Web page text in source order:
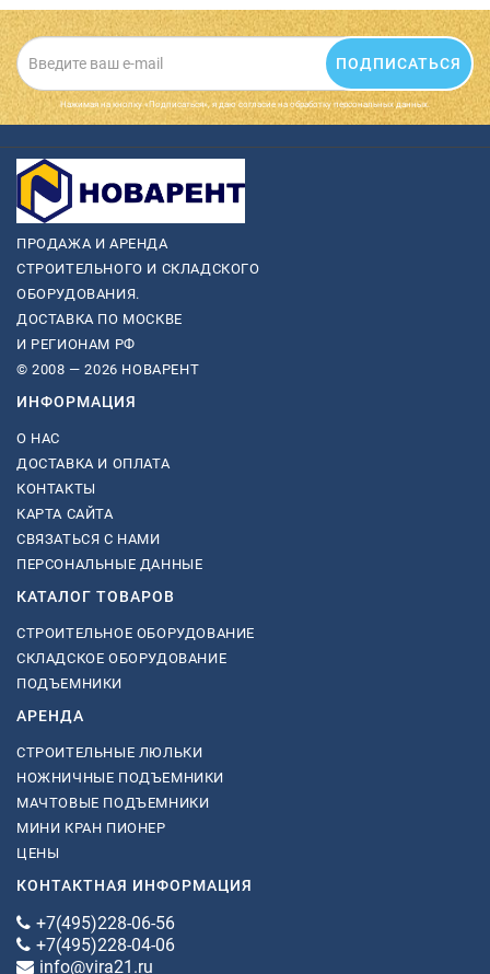
ПОДПИСАТЬСЯ
Нажимая на кнопку «Подписаться», я даю cогласие на обработку персональных данных.
ПРОДАЖА И АРЕНДА
СТРОИТЕЛЬНОГО И СКЛАДСКОГО
ОБОРУДОВАНИЯ.
ДОСТАВКА ПО МОСКВЕ
И РЕГИОНАМ РФ
© 2008 — 2026 НОВАРЕНТ
ИНФОРМАЦИЯ
О НАС
ДОСТАВКА И ОПЛАТА
КОНТАКТЫ
КАРТА САЙТА
СВЯЗАТЬСЯ С НАМИ
ПЕРСОНАЛЬНЫЕ ДАННЫЕ
КАТАЛОГ ТОВАРОВ
СТРОИТЕЛЬНОЕ ОБОРУДОВАНИЕ
СКЛАДСКОЕ ОБОРУДОВАНИЕ
ПОДЪЕМНИКИ
АРЕНДА
СТРОИТЕЛЬНЫЕ ЛЮЛЬКИ
НОЖНИЧНЫЕ ПОДЪЕМНИКИ
МАЧТОВЫЕ ПОДЪЕМНИКИ
МИНИ КРАН ПИОНЕР
ЦЕНЫ
КОНТАКТНАЯ ИНФОРМАЦИЯ
+7(495)228-06-56
+7(495)228-04-06
info@vira21.ru